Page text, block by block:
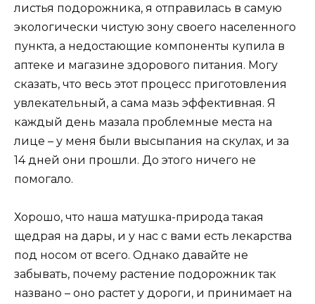
листья подорожника, я отправилась в самую
экологически чистую зону своего населенного
пункта, а недостающие компоненты купила в
аптеке и магазине здорового питания. Могу
сказать, что весь этот процесс приготовления
увлекательный, а сама мазь эффективная. Я
каждый день мазала проблемные места на
лице – у меня были высыпания на скулах, и за
14 дней они прошли. До этого ничего не
помогало.
Хорошо, что наша матушка-природа такая
щедрая на дары, и у нас с вами есть лекарства
под носом от всего. Однако давайте не
забывать, почему растение подорожник так
названо – оно растет у дороги, и принимает на